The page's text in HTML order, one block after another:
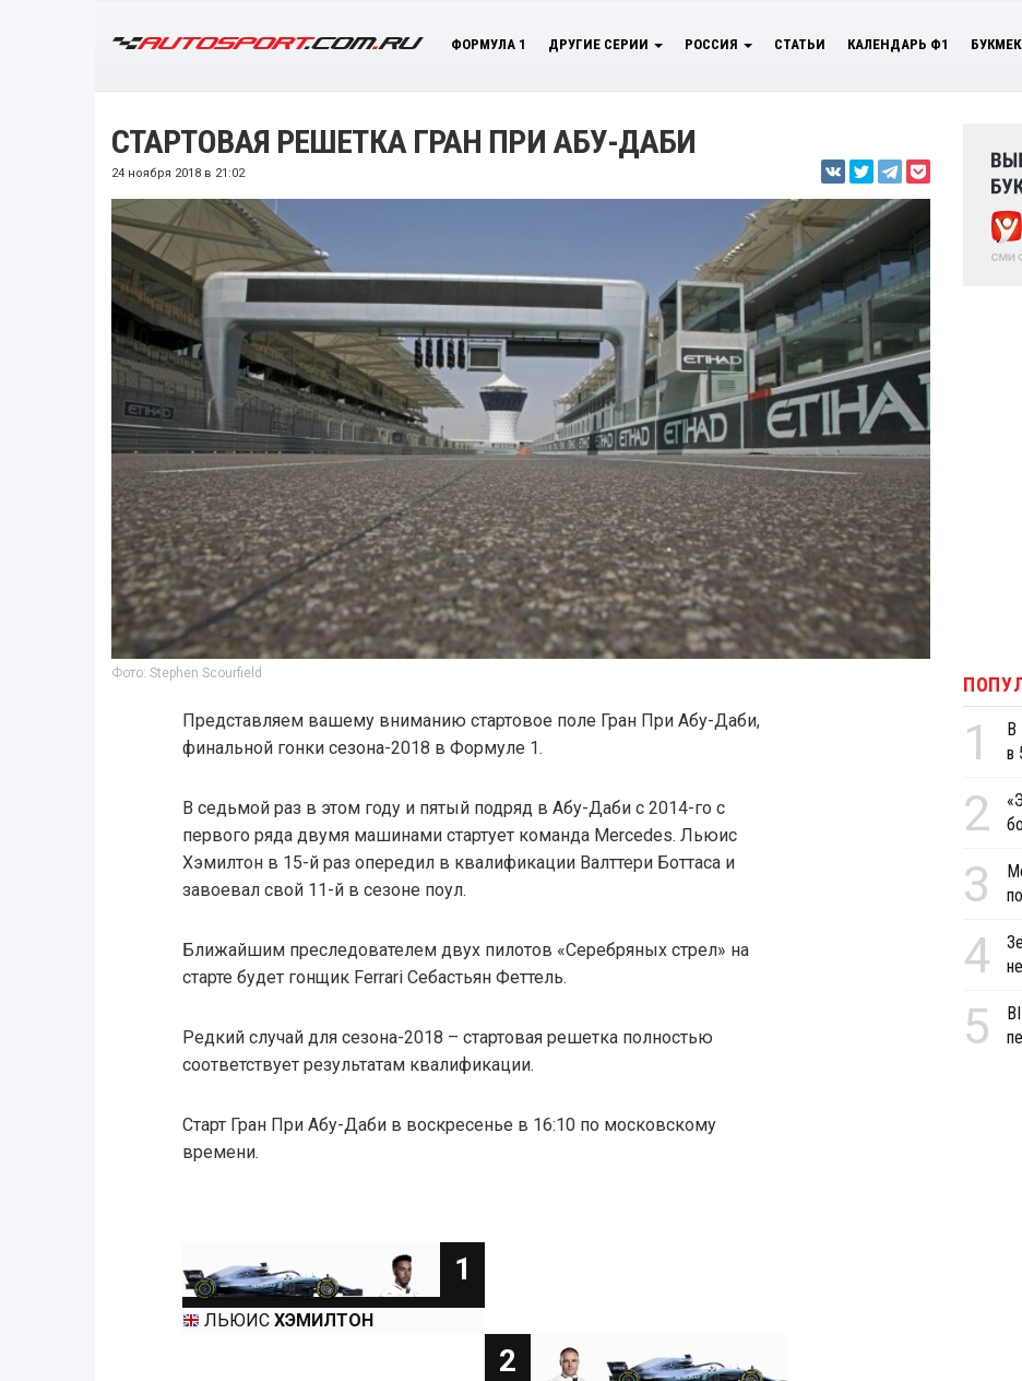
ФОРМУЛА 1 ДРУГИЕ СЕРИИ РОССИЯ СТАТЬИ КАЛЕНДАРЬ Ф1
СТАРТОВАЯ РЕШЕТКА ГРАН ПРИ АБУ-ДАБИ
24 ноября 2018 в 21:02
Фото: Stephen Scourfield
Представляем вашему вниманию стартовое поле Гран При Абу-Даби,
финальной гонки сезона-2018 в Формуле 1.
В седьмой раз в этом году и пятый подряд в Абу-Даби с 2014-го с
первого ряда двумя машинами стартует команда Mercedes. Льюис
Хэмилтон в 15-й раз опередил в квалификации Валттери Боттаса и
завоевал свой 11-й в сезоне поул.
Ближайшим преследователем двух пилотов «Серебряных стрел» на
старте будет гонщик Ferrari Себастьян Феттель.
Редкий случай для сезона-2018 – стартовая решетка полностью
соответствует результатам квалификации.
Старт Гран При Абу-Даби в воскресенье в 16:10 по московскому
времени.
1
ЛЬЮИС ХЭМИЛТОН
2
1
В
в
2
3
4
5